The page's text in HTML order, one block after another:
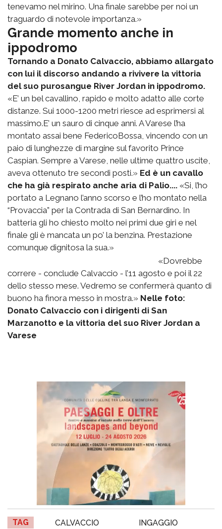
tenevamo nel mirino. Una finale sarebbe per noi un
traguardo di notevole importanza.»
Grande momento anche in
ippodromo
Tornando a Donato Calvaccio, abbiamo allargato
con lui il discorso andando a rivivere la vittoria
del suo purosangue River Jordan in ippodromo.
«E’ un bel cavallino, rapido e molto adatto alle corte
distanze. Sui 1000-1200 metri riesce ad esprimersi al
massimo.E’ un sauro di cinque anni. A Varese l’ha
montato assai bene FedericoBossa, vincendo con un
paio di lunghezze di margine sul favorito Prince
Caspian. Sempre a Varese, nelle ultime quattro uscite,
aveva ottenuto tre secondi posti.» Ed è un cavallo
che ha già respirato anche aria di Palio.... «Si, l’ho
portato a Legnano l’anno scorso e l’ho montato nella
“Provaccia” per la Contrada di San Bernardino. In
batteria gli ho chiesto molto nei primi due giri e nel
finale gli è mancata un po’ la benzina. Prestazione
comunque dignitosa la sua.»
«Dovrebbe
correre - conclude Calvaccio - l’11 agosto e poi il 22
dello stesso mese. Vedremo se confermerà quanto di
buono ha finora messo in mostra.» Nelle foto:
Donato Calvaccio con i dirigenti di San
Marzanotto e la vittoria del suo River Jordan a
Varese
TAG CALVACCIO INGAGGIO